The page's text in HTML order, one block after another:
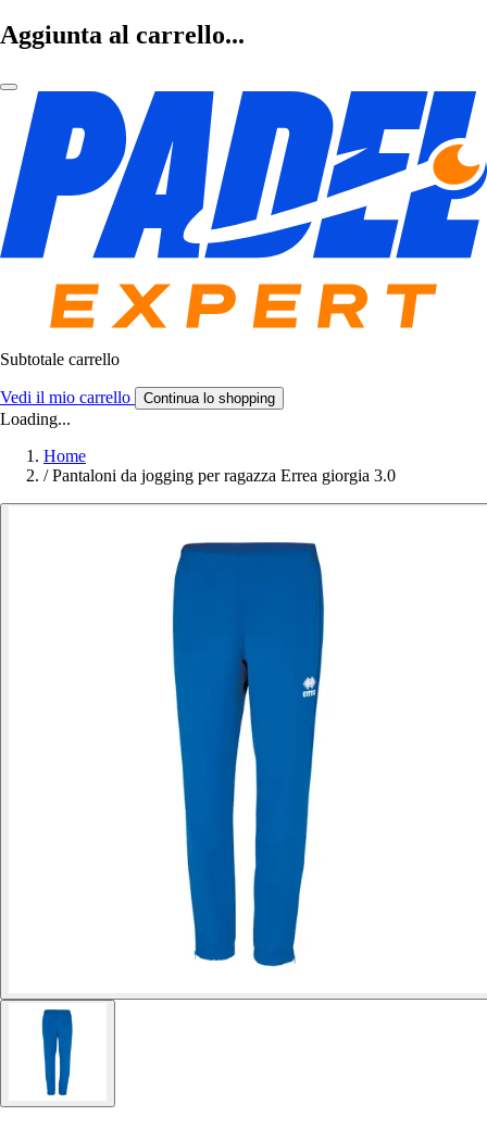
Aggiunta al carrello...
Subtotale carrello
Vedi il mio carrello Continua lo shopping
Loading...
Home
/ Pantaloni da jogging per ragazza Errea giorgia 3.0